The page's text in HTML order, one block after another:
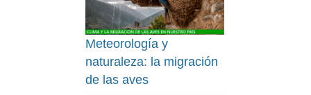
Meteorología y
naturaleza: la migración
de las aves